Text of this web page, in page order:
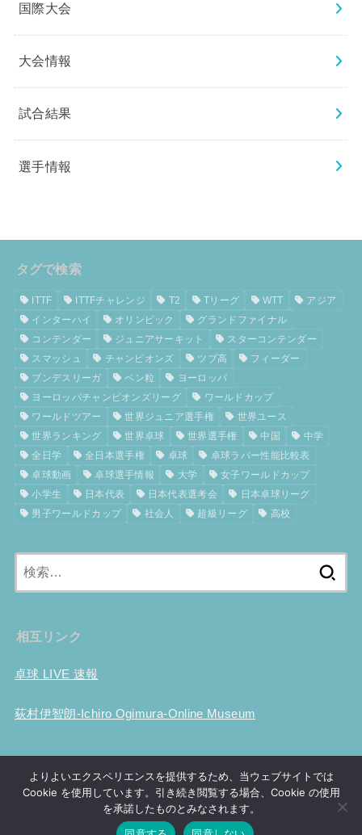
国際大会
大会情報
試合結果
選手情報
タグで検索
ITTF ITTFチャレンジ T2 Tリーグ WTT
アジア
インターハイ
オリンピック
グランドファイナル
コンテンダー
ジュニアサーキット
スターコンテンダー
スマッシュ
チャンピオンズ ツブ高
フィーダー
ブンデスリーガ
ペン粒
ヨーロッパ
ヨーロッパチャンピオンズリーグ
ワールドカップ
ワールドツアー
世界ジュニア選手権
世界ユース
世界ランキング
世界卓球 世界選手権 中国
中学
全日学
全日本選手権 卓球
卓球ラバー性能比較表
卓球動画
卓球選手情報 大学
女子ワールドカップ
小学生
日本代表 日本代表選考会
日本卓球リーグ
男子ワールドカップ
社会人 超級リーグ 高校
相互リンク
卓球 LIVE 速報
荻村伊智朗-Ichiro Ogimura-Online Museum
世界ランキング
Tリーグ 選手情報 世界選手権
ツブ高考察
卓球の歴史
プライバシーポリシー お問い合わせ
よりよいエクスペリエンスを提供するため、当ウェブサイトでは
Cookie を使用しています。引き続き閲覧する場合、Cookie の使用
を承諾したものとみなされます。